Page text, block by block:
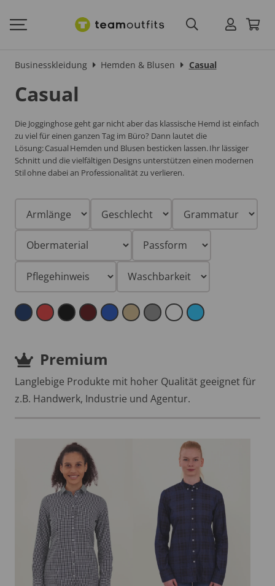
Businesskleidung Hemden & Blusen Casual
Casual
Die Jogginghose geht gar nicht aber das klassische Hemd ist einfach
zu viel für einen ganzen Tag im Büro? Dann lautet die
Lösung:Casual Hemden und Blusen besticken lassen. Ihr lässiger
Schnitt und die vielfältigen Designs unterstützen einen modernen
Stilohne dabei an Professionalität zu verlieren.
Premium
Langlebige Produkte mit hoher Qualität geeignet für
z.B. Handwerk, Industrie und Agentur.